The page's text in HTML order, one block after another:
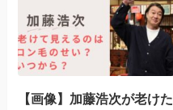
【画像】加藤浩次が老けた